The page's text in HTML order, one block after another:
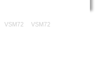
VSM72 VSM72